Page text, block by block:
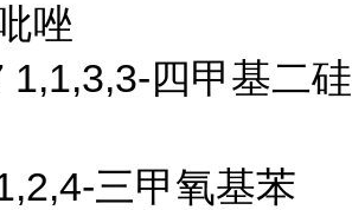
唑
1,1,3,3-四甲基二硅
三甲氧基苯